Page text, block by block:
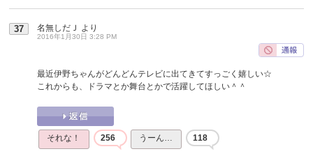
37 名無しだＪ より
2016年1月30日 3:28 PM
最近伊野ちゃんがどんどんテレビに出てきてすっごく嬉しい☆
これからも、ドラマとか舞台とかで活躍してほしい＾＾
それな！ 256 うーん… 118